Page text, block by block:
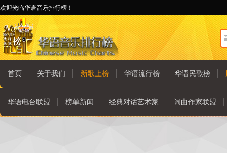
欢迎光临华语音乐排行榜！
首页 关于我们 新歌上榜 华语流行榜 华语民歌榜
华语电台联盟 榜单新闻 经典对话艺术家 词曲作家联盟